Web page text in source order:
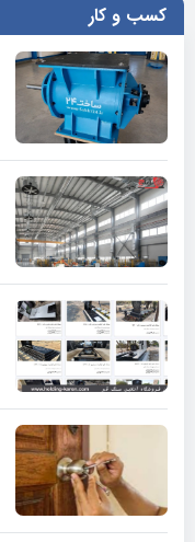
کسب و کار